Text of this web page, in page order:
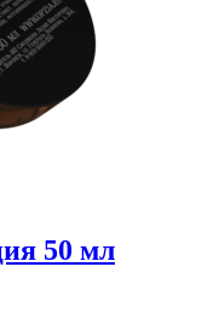
50 мл